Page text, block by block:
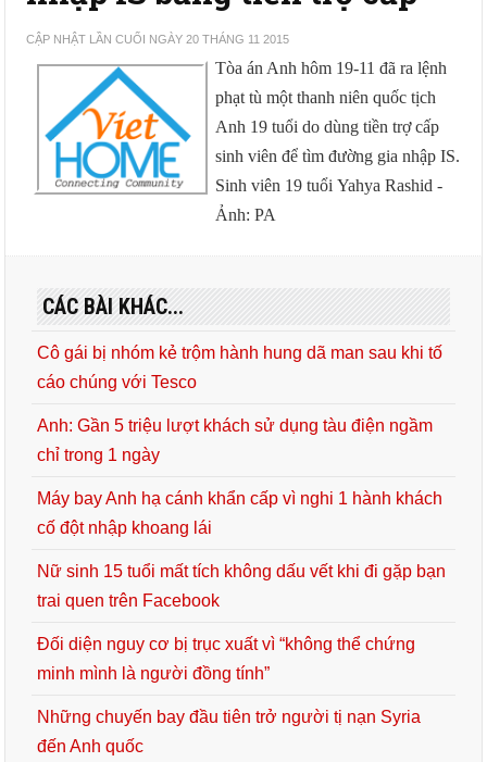
CẬP NHẬT LẦN CUỐI NGÀY 20 THÁNG 11 2015
Tòa án Anh hôm 19-11 đã ra lệnh
phạt tù một thanh niên quốc tịch
Anh 19 tuổi do dùng tiền trợ cấp
sinh viên để tìm đường gia nhập IS.
Sinh viên 19 tuổi Yahya Rashid -
Ảnh: PA
CÁC BÀI KHÁC...
Cô gái bị nhóm kẻ trộm hành hung dã man sau khi tố
cáo chúng với Tesco
Anh: Gần 5 triệu lượt khách sử dụng tàu điện ngầm
chỉ trong 1 ngày
Máy bay Anh hạ cánh khẩn cấp vì nghi 1 hành khách
cố đột nhập khoang lái
Nữ sinh 15 tuổi mất tích không dấu vết khi đi gặp bạn
trai quen trên Facebook
Đối diện nguy cơ bị trục xuất vì “không thể chứng
minh mình là người đồng tính”
Những chuyến bay đầu tiên trở người tị nạn Syria
đến Anh quốc